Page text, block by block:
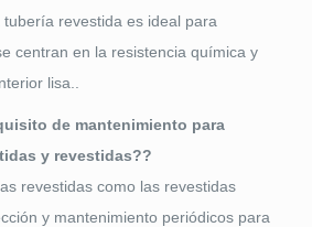
revestida es ideal para
centran en la resistencia química y
lisa..
de mantenimiento para
y revestidas??
revestidas como las revestidas
y mantenimiento periódicos para